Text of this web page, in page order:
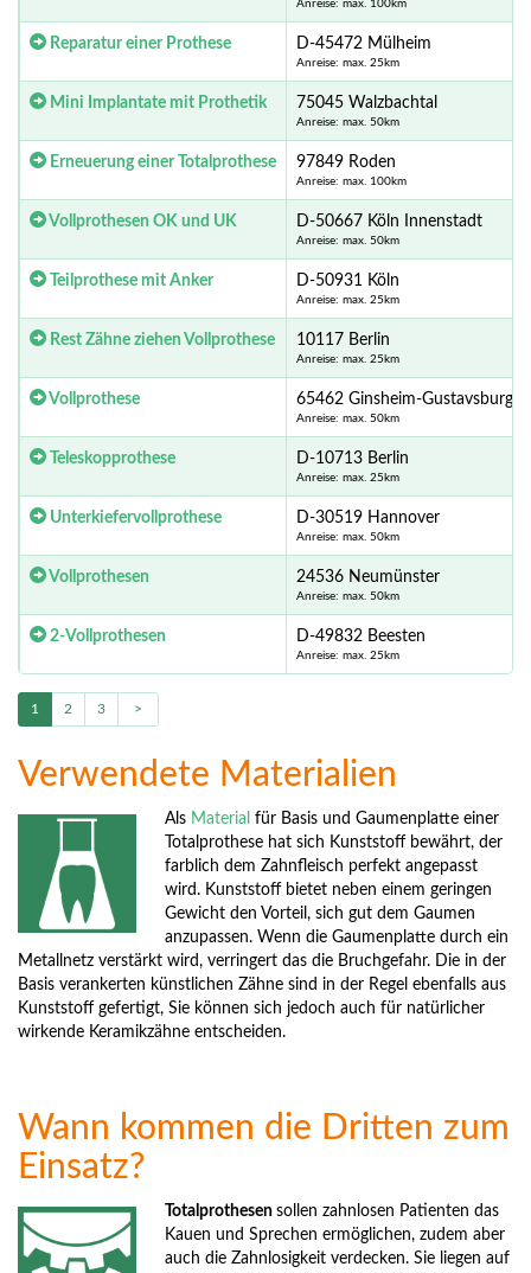
Anreise: max. 100km
Reparatur einer Prothese D-45472 Mülheim
Anreise: max. 25km
Mini Implantate mit Prothetik 75045 Walzbachtal
Anreise: max. 50km
Erneuerung einer Totalprothese 97849 Roden
Anreise: max. 100km
Vollprothesen OK und UK D-50667 Köln Innenstadt
Anreise: max. 50km
Teilprothese mit Anker D-50931 Köln
Anreise: max. 25km
Rest Zähne ziehen Vollprothese 10117 Berlin
Anreise: max. 25km
Vollprothese 65462 Ginsheim-Gustavsburg
Anreise: max. 50km
Teleskopprothese D-10713 Berlin
Anreise: max. 25km
Unterkiefervollprothese D-30519 Hannover
Anreise: max. 50km
Vollprothesen 24536 Neumünster
Anreise: max. 50km
2-Vollprothesen D-49832 Beesten
Anreise: max. 25km
1 2 3 >
Verwendete Materialien
Als Material für Basis und Gaumenplatte einer
Totalprothese hat sich Kunststoff bewährt, der
farblich dem Zahnfleisch perfekt angepasst
wird. Kunststoff bietet neben einem geringen
Gewicht den Vorteil, sich gut dem Gaumen
anzupassen. Wenn die Gaumenplatte durch ein
Metallnetz verstärkt wird, verringert das die Bruchgefahr. Die in der
Basis verankerten künstlichen Zähne sind in der Regel ebenfalls aus
Kunststoff gefertigt, Sie können sich jedoch auch für natürlicher
wirkende Keramikzähne entscheiden.
Wann kommen die Dritten zum
Einsatz?
Totalprothesen sollen zahnlosen Patienten das
Kauen und Sprechen ermöglichen, zudem aber
auch die Zahnlosigkeit verdecken. Sie liegen auf